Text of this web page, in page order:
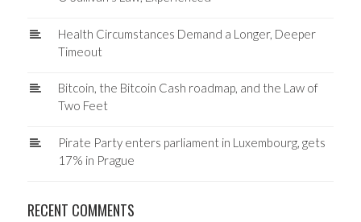
Health Circumstances Demand a Longer, Deeper
Timeout
Bitcoin, the Bitcoin Cash roadmap, and the Law of
Two Feet
Pirate Party enters parliament in Luxembourg, gets
17% in Prague
RECENT COMMENTS